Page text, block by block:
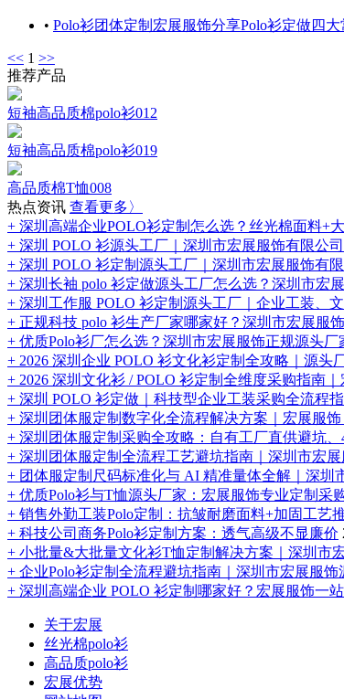
• Polo衫团体定制宏展服饰分享Polo衫定做四
<< 1 >>
推荐产品
短袖高品质棉polo衫012
短袖高品质棉polo衫019
高品质棉T恤008
热点资讯 查看更多〉
+ 深圳高端企业POLO衫定制怎么选？丝光棉面料+
+ 深圳 POLO 衫源头工厂｜深圳市宏展服饰有限公
+ 深圳 POLO 衫定制源头工厂｜深圳市宏展服饰有
+ 深圳长袖 polo 衫定做源头工厂怎么选？深圳市宏
+ 深圳工作服 POLO 衫定制源头工厂｜企业工装
+ 正规科技 polo 衫生产厂家哪家好？深圳市宏展服
+ 优质Polo衫厂怎么选？深圳市宏展服饰正规源头
+ 2026 深圳企业 POLO 衫文化衫定制全攻略｜源
+ 2026 深圳文化衫 / POLO 衫定制全维度采购指南
+ 深圳 POLO 衫定做｜科技型企业工装采购全流程
+ 深圳团体服定制数字化全流程解决方案｜宏展服
+ 深圳团体服定制采购全攻略：自有工厂直供避坑
+ 深圳团体服定制全流程工艺避坑指南｜深圳市宏
+ 团体服定制尺码标准化与 AI 精准量体全解｜深圳
+ 优质Polo衫与T恤源头厂家：宏展服饰专业定制采
+ 销售外勤工装Polo定制：抗皱耐磨面料+加固工艺
+ 科技公司商务Polo衫定制方案：透气高级不显廉价
+ 小批量&大批量文化衫T恤定制解决方案｜深圳市
+ 企业Polo衫定制全流程避坑指南｜深圳市宏展服
+ 深圳高端企业 POLO 衫定制哪家好？宏展服饰一
关于宏展
丝光棉polo衫
高品质polo衫
宏展优势